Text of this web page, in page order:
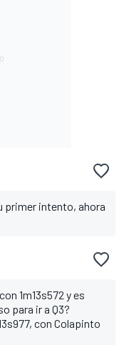
primer intento, ahora
1m13s572 y es
para ir a Q3?
con Colapinto